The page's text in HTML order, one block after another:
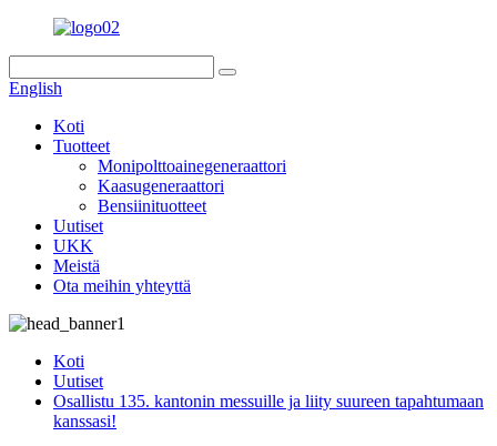
English
Koti
Tuotteet
Monipolttoainegeneraattori
Kaasugeneraattori
Bensiinituotteet
Uutiset
UKK
Meistä
Ota meihin yhteyttä
Koti
Uutiset
Osallistu 135. kantonin messuille ja liity suureen tapahtumaan
kanssasi!